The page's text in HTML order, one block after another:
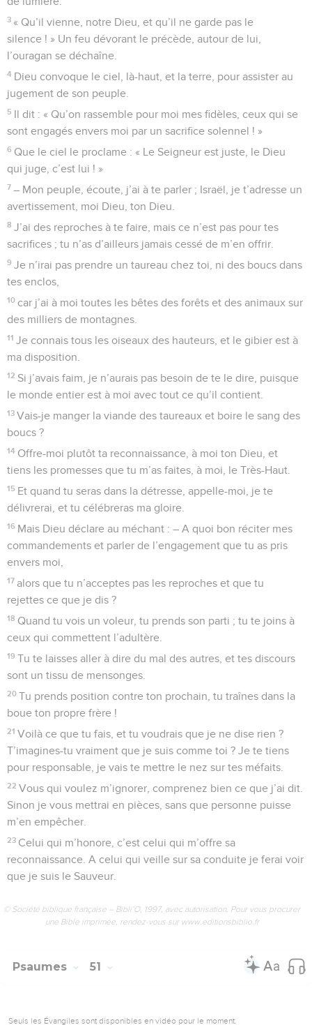
3 « Qu’il vienne, notre Dieu, et qu’il ne garde pas le
silence ! » Un feu dévorant le précède, autour de lui,
l’ouragan se déchaîne.
4 Dieu convoque le ciel, là-haut, et la terre, pour assister au
jugement de son peuple.
5 Il dit : « Qu’on rassemble pour moi mes fidèles, ceux qui se
sont engagés envers moi par un sacrifice solennel ! »
6 Que le ciel le proclame : « Le Seigneur est juste, le Dieu
qui juge, c’est lui ! »
7 – Mon peuple, écoute, j’ai à te parler ; Israël, je t’adresse un
avertissement, moi Dieu, ton Dieu.
8 J’ai des reproches à te faire, mais ce n’est pas pour tes
sacrifices ; tu n’as d’ailleurs jamais cessé de m’en offrir.
9 Je n’irai pas prendre un taureau chez toi, ni des boucs dans
tes enclos,
10 car j’ai à moi toutes les bêtes des forêts et des animaux sur
des milliers de montagnes.
11 Je connais tous les oiseaux des hauteurs, et le gibier est à
ma disposition.
12 Si j’avais faim, je n’aurais pas besoin de te le dire, puisque
le monde entier est à moi avec tout ce qu’il contient.
13 Vais-je manger la viande des taureaux et boire le sang des
boucs ?
14 Offre-moi plutôt ta reconnaissance, à moi ton Dieu, et
tiens les promesses que tu m’as faites, à moi, le Très-Haut.
15 Et quand tu seras dans la détresse, appelle-moi, je te
délivrerai, et tu célébreras ma gloire.
16 Mais Dieu déclare au méchant : – A quoi bon réciter mes
commandements et parler de l’engagement que tu as pris
envers moi,
17 alors que tu n’acceptes pas les reproches et que tu
rejettes ce que je dis ?
18 Quand tu vois un voleur, tu prends son parti ; tu te joins à
ceux qui commettent l’adultère.
19 Tu te laisses aller à dire du mal des autres, et tes discours
sont un tissu de mensonges.
20 Tu prends position contre ton prochain, tu traînes dans la
boue ton propre frère !
21 Voilà ce que tu fais, et tu voudrais que je ne dise rien ?
T’imagines-tu vraiment que je suis comme toi ? Je te tiens
pour responsable, je vais te mettre le nez sur tes méfaits.
22 Vous qui voulez m’ignorer, comprenez bien ce que j’ai dit.
Sinon je vous mettrai en pièces, sans que personne puisse
m’en empêcher.
23 Celui qui m’honore, c’est celui qui m’offre sa
reconnaissance. A celui qui veille sur sa conduite je ferai voir
que je suis le Sauveur.
© Société biblique française – Bibli’O, 1997, avec autorisation. Pour vous procurer
une Bible imprimée, rendez-vous sur www.editionsbiblio.fr
Psaumes 51
Seuls les Évangiles sont disponibles en vidéo pour le moment.